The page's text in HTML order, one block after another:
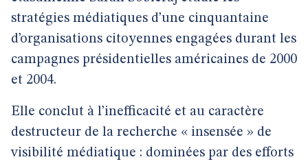
stratégies médiatiques d’une cinquantaine
d’organisations citoyennes engagées durant les
campagnes présidentielles américaines de 2000
et 2004.
Elle conclut à l’inefficacité et au caractère
destructeur de la recherche « insensée » de
visibilité médiatique : dominées par des efforts